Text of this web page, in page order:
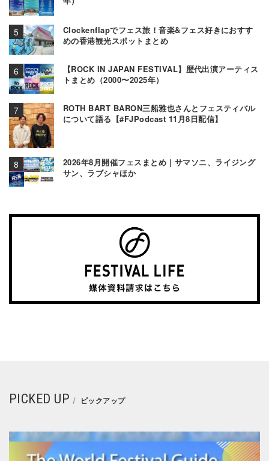
Clockenflapでフェス旅！音楽&フェス好きにおすす
めの香港観光スポットまとめ
【ROCK IN JAPAN FESTIVAL】歴代出演アーティス
トまとめ（2000〜2025年）
ROTH BART BARON三船雅也さんとフェスティバル
について語る【#FJPodcast 11月8日配信】
2026年8月開催フェスまとめ | サマソニ、ライジング
サン、ラブシャほか
PICKED UP ピックアップ